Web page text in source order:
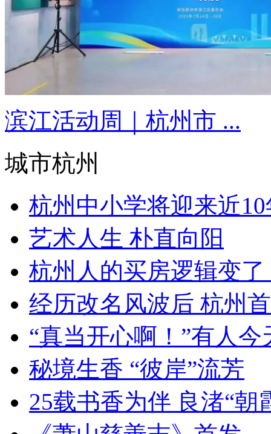
滨江活动周｜杭州市 ...
城市杭州
杭州中小学将迎来近10
艺术人生 朴直向阳
杭州人的买房逻辑变了
经历改名风波后 杭州
“真当开心啊！”有人
秘境生香 “彼岸”流芳
25载书香为伴 良渚“朝